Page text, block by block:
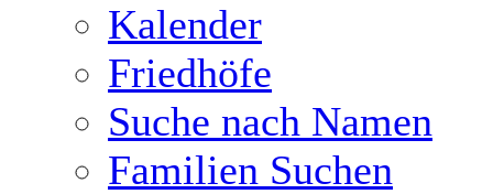
Kalender
Friedhöfe
Suche nach Namen
Familien Suchen